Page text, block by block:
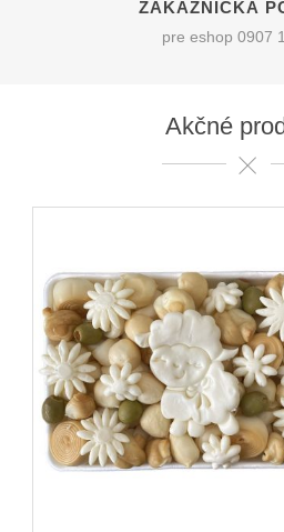
ZÁKAZNICKÁ
pre eshop 0907
Akčné